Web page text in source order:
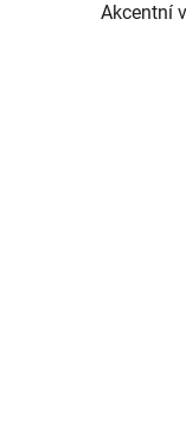
Akcentní